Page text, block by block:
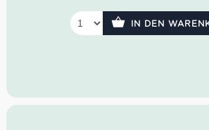
Rebsorte: 100% Arneis
Idealer Versandkarton: 21 Flaschen
IN DEN